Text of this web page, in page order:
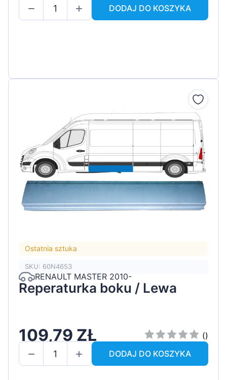
DODAJ DO KOSZYKA
Ostatnia sztuka
SKU: 60N4653
RENAULT MASTER 2010-
Reperaturka boku / Lewa
109,79 ZŁ
()
DODAJ DO KOSZYKA